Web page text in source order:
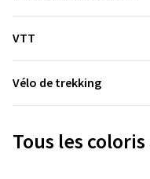
VTT
Vélo de trekking
Tous les